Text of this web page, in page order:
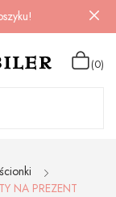
(0)
NA PREZENT